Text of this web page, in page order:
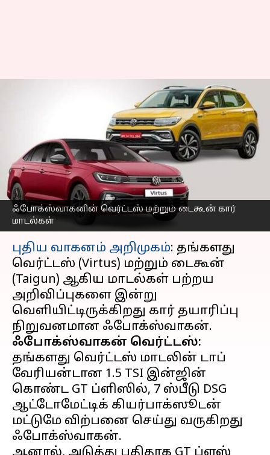
ஃபோக்ஸ்வாகனின் வெர்ட்டஸ் மற்றும் டைகூன் கார்
மாடல்கள்
வாடிக்கையாளர்களுக்கு
புதிய அறிவிப்புகளை
வெளியிட்டது
ஃபோக்ஸ்வாகன்.. என்ன
தெரியுமா?
எழுதியவர் Prasanna Venkatesh Apr 18, 2023
செய்தி முன்னோட்டம்
புதிய வாகனம் அறிமுகம்: தங்களது
வெர்ட்டஸ் (Virtus) மற்றும் டைகூன்
(Taigun) ஆகிய மாடல்கள் பற்றய
அறிவிப்புகளை இன்று
வெளியிட்டிருக்கிறது கார் தயாரிப்பு
ஃபோக்ஸ்வாகன் வெர்ட்டஸ்:
தங்களது வெர்ட்டஸ் மாடலின் டாப்
வேரியன்டான 1.5 TSI இன்ஜின்
கொண்ட GT ப்ளிஸில், 7 ஸ்பீடு DSG
ஆட்டோமேட்டிக் கியர்பாக்ஸூடன்
மட்டுமே விற்பனை செய்து வருகிறது
ஃபோக்ஸ்வாகன்.